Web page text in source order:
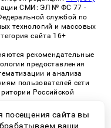
СМИ: ЭЛ № ФС 77 -
службой по
технологий и массовых
сайта 16+
рекомендательные
предоставления
и анализа
пользователей сети
Российской
рекомендательных
сети
«СМИ2» (PDF)
посещения сайта вы
ваши